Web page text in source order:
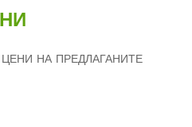
НА ПРЕДЛАГАНИТЕ